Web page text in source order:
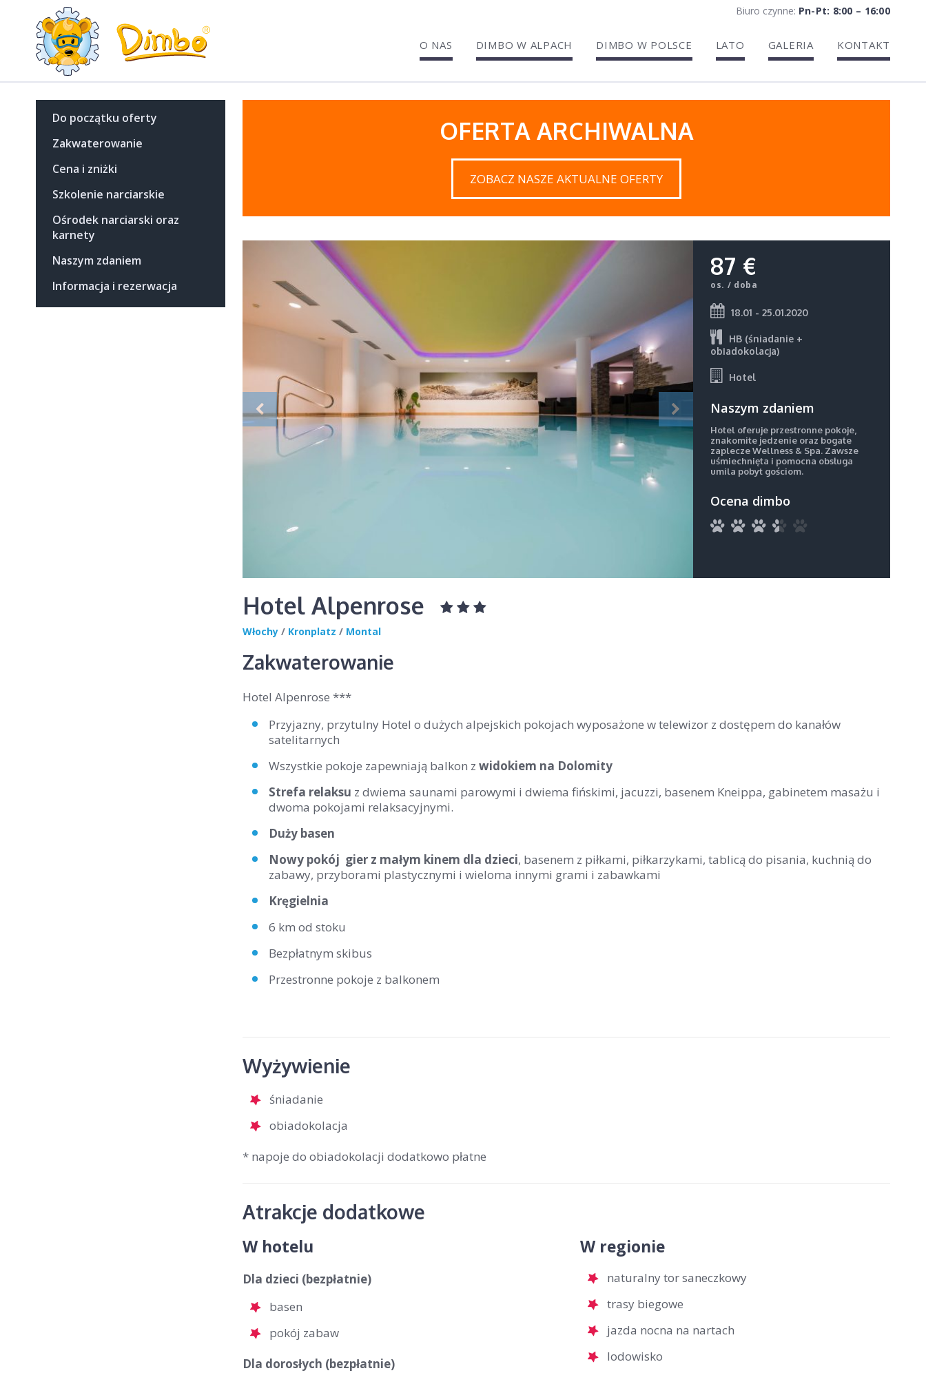
Biuro czynne: Pn-Pt: 8:00 – 16:00
O NAS DIMBO W ALPACH DIMBO W POLSCE LATO GALERIA KONTAKT
Do początku oferty
Zakwaterowanie
Cena i zniżki
Szkolenie narciarskie
Ośrodek narciarski oraz
karnety
Naszym zdaniem
Informacja i rezerwacja
OFERTA ARCHIWALNA
ZOBACZ NASZE AKTUALNE OFERTY
87 €
os. / doba
18.01 - 25.01.2020
HB (śniadanie +
obiadokolacja)
Hotel
Naszym zdaniem
Hotel oferuje przestronne pokoje,
znakomite jedzenie oraz bogate
zaplecze Wellness & Spa. Zawsze
uśmiechnięta i pomocna obsługa
umila pobyt gościom.
Ocena dimbo
Hotel Alpenrose
Włochy / Kronplatz / Montal
Zakwaterowanie
Hotel Alpenrose ***
Przyjazny, przytulny Hotel o dużych alpejskich pokojach wyposażone w telewizor z dostępem do kanałów
satelitarnych
Wszystkie pokoje zapewniają balkon z widokiem na Dolomity
Strefa relaksu z dwiema saunami parowymi i dwiema fińskimi, jacuzzi, basenem Kneippa, gabinetem masażu i
dwoma pokojami relaksacyjnymi.
Duży basen
Nowy pokój gier z małym kinem dla dzieci, basenem z piłkami, piłkarzykami, tablicą do pisania, kuchnią do
zabawy, przyborami plastycznymi i wieloma innymi grami i zabawkami
Kręgielnia
6 km od stoku
Bezpłatnym skibus
Przestronne pokoje z balkonem
Wyżywienie
śniadanie
obiadokolacja
* napoje do obiadokolacji dodatkowo płatne
Atrakcje dodatkowe
W hotelu
Dla dzieci (bezpłatnie)
basen
pokój zabaw
Dla dorosłych (bezpłatnie)
W regionie
naturalny tor saneczkowy
trasy biegowe
jazda nocna na nartach
lodowisko